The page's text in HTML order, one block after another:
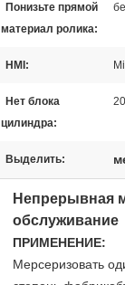
Понизьте прямой
материал ролика:
HMI:
Нет блока
цилиндра:
Выделить:
Непрерывная
обслуживание
ПРИМЕНЕНИЕ:
Мерсеризовать